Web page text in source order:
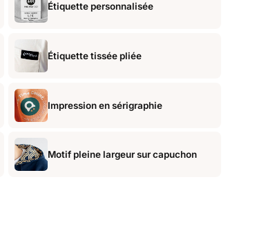
Étiquette personnalisée
Étiquette tissée pliée
Impression en sérigraphie
Motif pleine largeur sur capuchon